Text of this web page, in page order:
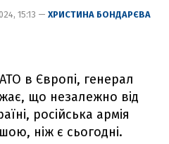
15:13 — ХРИСТИНА БОНДАРЄВА
в Європі, генерал
що незалежно від
російська армія
ніж є сьогодні.